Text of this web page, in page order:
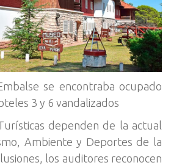
se encontraba ocupado
3 y 6 vandalizados
dependen de la actual
Ambiente y Deportes de la
los auditores reconocen